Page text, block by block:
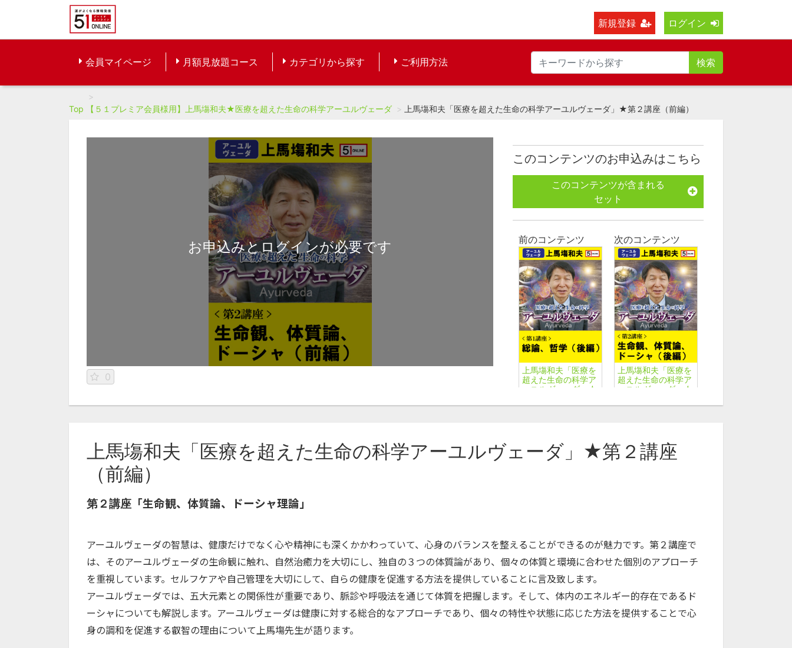
新規登録 ログイン
会員マイページ 月額見放題コース カテゴリから探す ご利用方法 検索
Top 【５１プレミア会員様用】上馬塲和夫★医療を超えた生命の科学アーユルヴェーダ 上馬塲和夫「医療を超えた生命の科学アーユルヴェーダ」★第２講座（前編）
お申込みとログインが必要です
0
このコンテンツのお申込みはこちら
このコンテンツが含まれる
セット
前のコンテンツ
上馬塲和夫「医療を
超えた生命の科学ア
ーユルヴェーダ」★
次のコンテンツ
上馬塲和夫「医療を
超えた生命の科学ア
ーユルヴェーダ」★
上馬塲和夫 アーユルヴェーダ
上馬塲和夫「医療を超えた生命の科学アーユルヴェーダ」★第２講座
（前編）
第２講座 「生命観、体質論、ドーシャ理論」
アーユルヴェーダの智慧は、健康だけでなく心や精神にも深くかかわっていて、心身のバランスを整えることができるのが魅力です。第２講座で
は、そのアーユルヴェーダの生命観に触れ、自然治癒力を大切にし、独自の３つの体質論があり、個々の体質と環境に合わせた個別のアプローチ
を重視しています。セルフケアや自己管理を大切にして、自らの健康を促進する方法を提供していることに言及致します。
アーユルヴェーダでは、五大元素との関係性が重要であり、脈診や呼吸法を通じて体質を把握します。そして、体内のエネルギー的存在であるド
ーシャについても解説します。アーユルヴェーダは健康に対する総合的なアプローチであり、個々の特性や状態に応じた方法を提供することで心
身の調和を促進する叡智の理由について上馬塲先生が語ります。